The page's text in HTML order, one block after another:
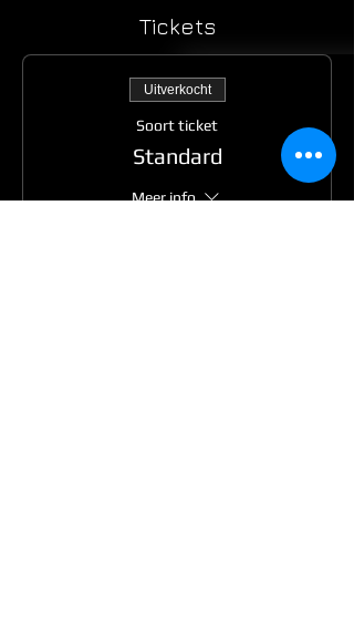
Tickets
Uitverkocht
Soort ticket
Standard
Meer info